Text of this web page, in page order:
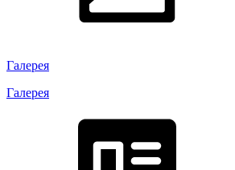
Галерея
Галерея